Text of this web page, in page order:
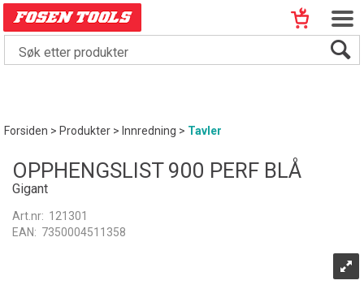
Forsiden>Produkter> Innredning>Tavler
OPPHENGSLIST 900 PERF BLÅ
Gigant
Art.nr: 121301
EAN: 7350004511358